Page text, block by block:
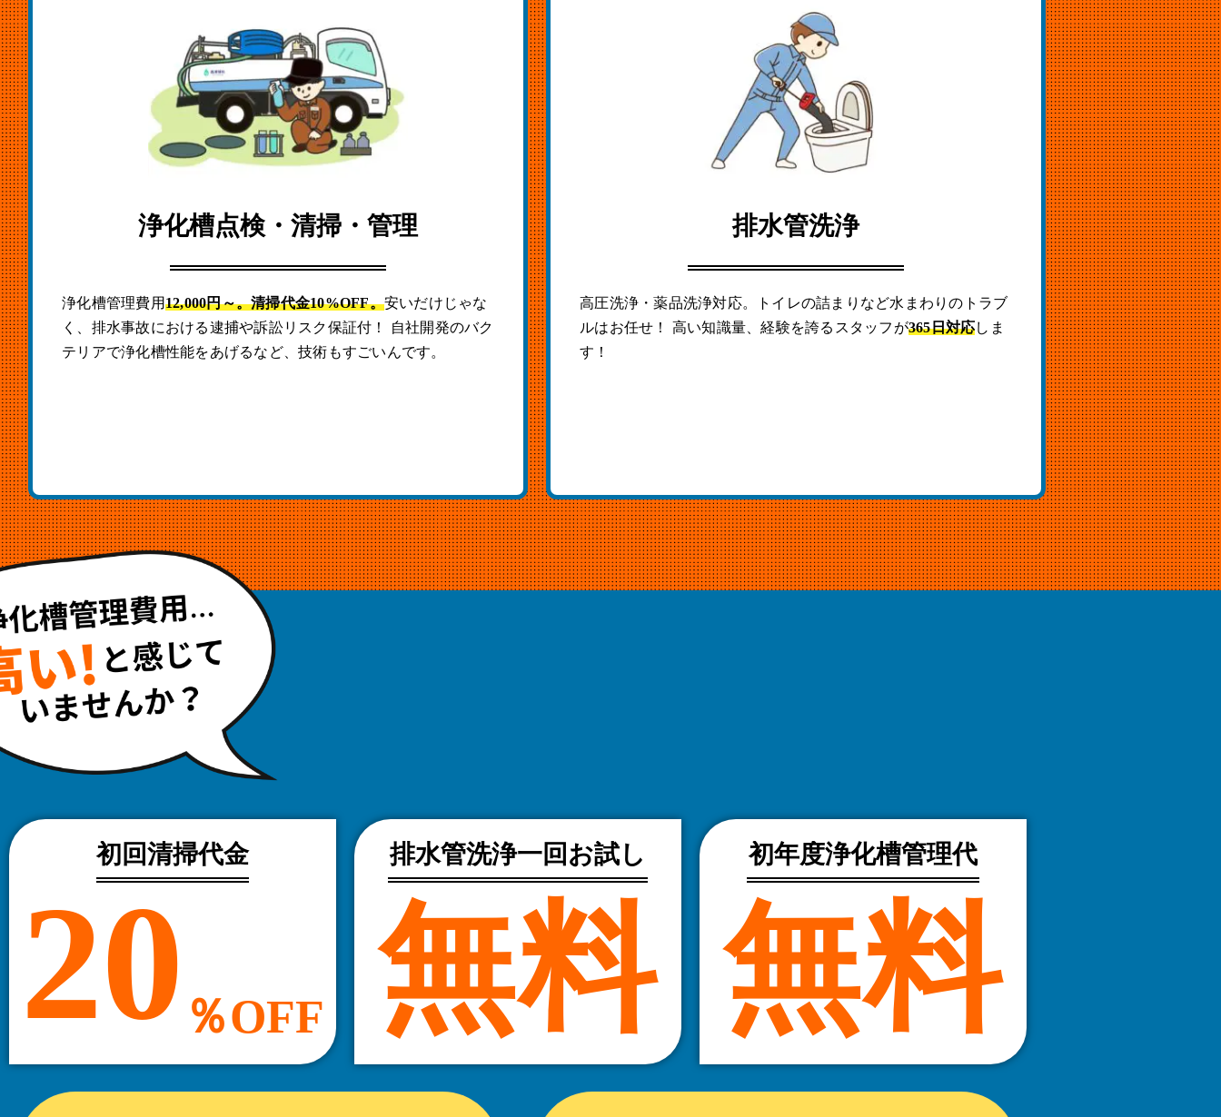
浄化槽点検・清掃・管理
浄化槽管理費用12,000円～。清掃代金10%OFF。安いだけじゃな
く、排水事故における逮捕や訴訟リスク保証付！ 自社開発のバク
テリアで浄化槽性能をあげるなど、技術もすごいんです。
排水管洗浄
高圧洗浄・薬品洗浄対応。トイレの詰まりなど水まわりのトラブ
ルはお任せ！ 高い知識量、経験を誇るスタッフが365日対応しま
す！
初回清掃代金
20 ％OFF
排水管洗浄一回お試し
無料
初年度浄化槽管理代
無料